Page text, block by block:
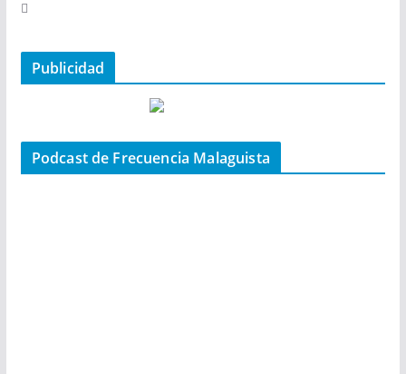
Publicidad
Podcast de Frecuencia Malaguista